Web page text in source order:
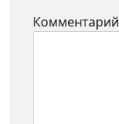
Комментарий